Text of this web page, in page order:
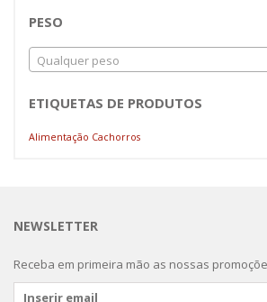
PESO
Qualquer peso
ETIQUETAS DE PRODUTOS
Alimentação Cachorros
NEWSLETTER
Receba em primeira mão as nossas